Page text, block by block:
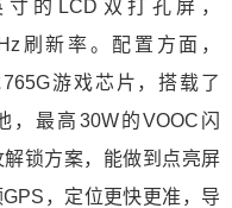
的LCD双打孔屏，
刷新率。配置方面，
游戏芯片，搭载了
，最高30W的VOOC闪
锁方案，能做到点亮屏
，定位更快更准，导